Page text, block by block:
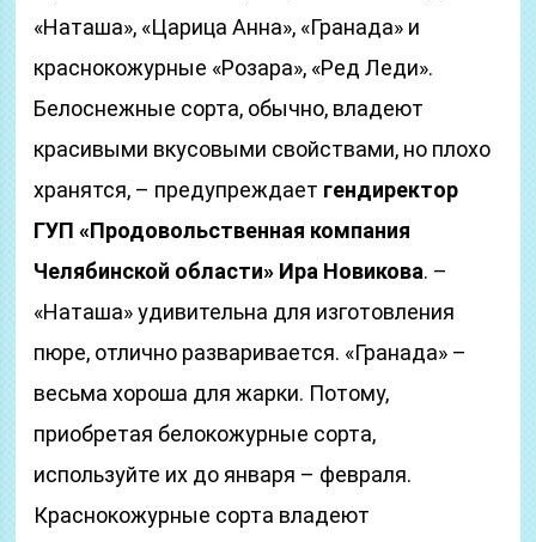
«Наташа», «Царица Анна», «Гранада» и
краснокожурные «Розара», «Ред Леди».
Белоснежные сорта, обычно, владеют
красивыми вкусовыми свойствами, но плохо
хранятся, – предупреждает гендиректор
ГУП «Продовольственная компания
Челябинской области» Ира Новикова. –
«Наташа» удивительна для изготовления
пюре, отлично разваривается. «Гранада» –
весьма хороша для жарки. Потому,
приобретая белокожурные сорта,
используйте их до января – февраля.
Краснокожурные сорта владеют